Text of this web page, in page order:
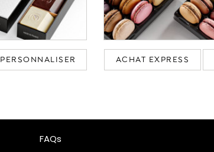
PERSONNALISER ACHAT EXPRESS
FAQs